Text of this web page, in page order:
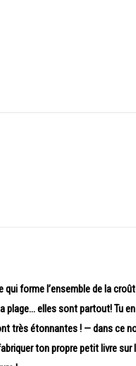
forme l’ensemble de la
plage… elles sont partout! Tu
très étonnantes ! — dans ce
ton propre petit livre sur